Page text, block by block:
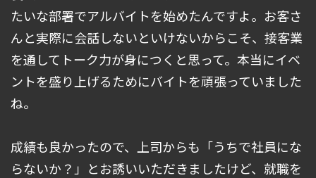
たいな部署でアルバイトを始めたんですよ。お客さ
んと実際に会話しないといけないからこそ、接客業
を通してトーク力が身につくと思って。本当にイベ
ントを盛り上げるためにバイトを頑張っていました
ね。
成績も良かったので、上司からも「うちで社員にな
らないか？」とお誘いいただきましたけど、就職を